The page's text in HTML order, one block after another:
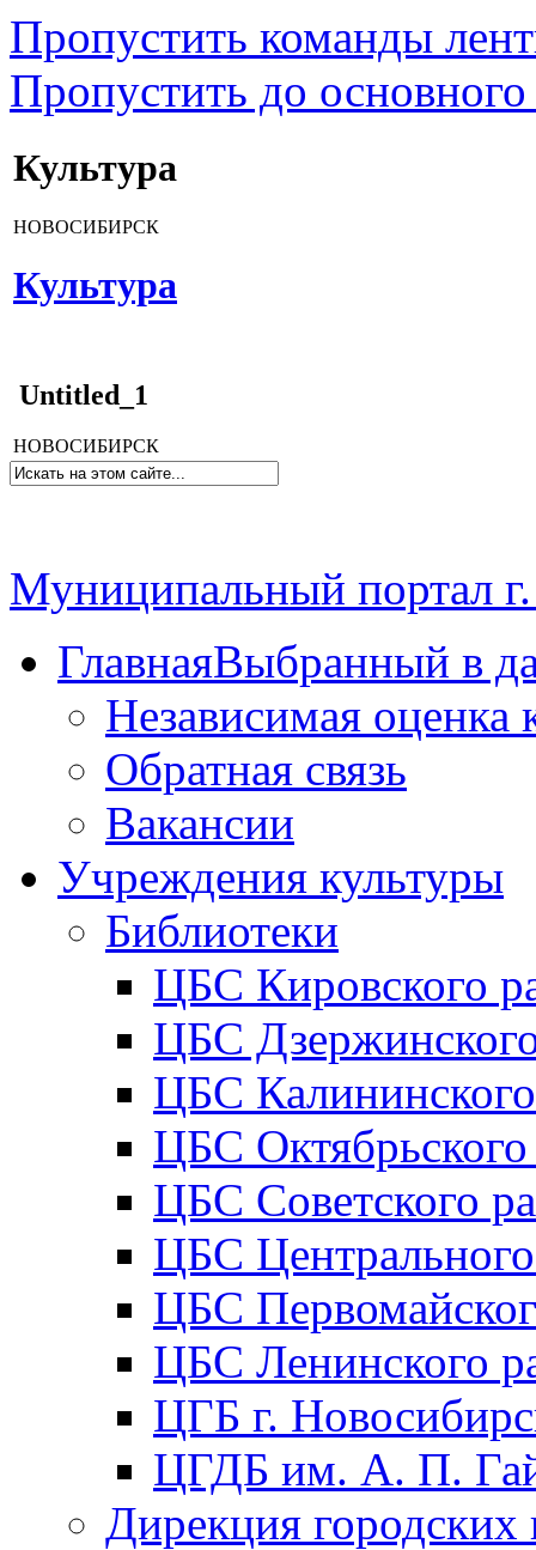
Пропустить команды
Пропустить до основного
Культура
НОВОСИБИРСК
Культура
Untitled_1
НОВОСИБИРСК
Муниципальный портал
ГлавнаяВыбранный в
Независимая оценка
Обратная связь
Вакансии
Учреждения культуры
Библиотеки
ЦБС Кировского
ЦБС
ЦБС
ЦБС
ЦБС Советского
ЦБС
ЦБС
ЦБС Ленинского
ЦГБ г.
ЦГДБ им. А. П.
Дирекция городских